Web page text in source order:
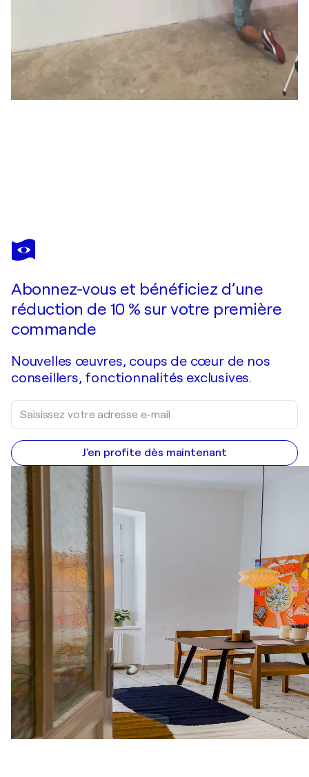
ERICK ARTIK
batman Rabbi
Abonnez-vous et bénéficiez d’une
réduction de 10 % sur votre première
commande
Nouvelles œuvres, coups de cœur de nos
conseillers, fonctionnalités exclusives.
J'en profite dès maintenant